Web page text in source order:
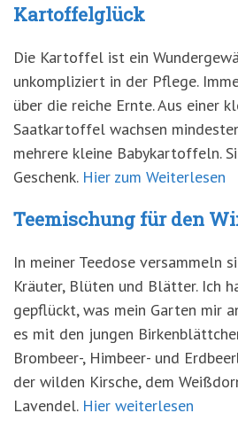
Kartoffelglück
Die Kartoffel ist ein
unkompliziert in der Pflege.
über die reiche Ernte. Aus einer
Saatkartoffel wachsen
mehrere kleine Babykartoffeln.
Geschenk. Hier zum Weiterlesen
Teemischung für den
In meiner Teedose versammeln
Kräuter, Blüten und Blätter. Ich
gepflückt, was mein Garten mir
es mit den jungen
Brombeer-, Himbeer- und
der wilden Kirsche, dem
Lavendel. Hier weiterlesen